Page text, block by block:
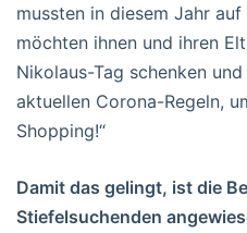
mussten in diesem Jahr
möchten ihnen und ihren
Nikolaus-Tag schenken
aktuellen Corona-Regeln,
Shopping!“
Damit das gelingt, ist die
Stiefelsuchenden